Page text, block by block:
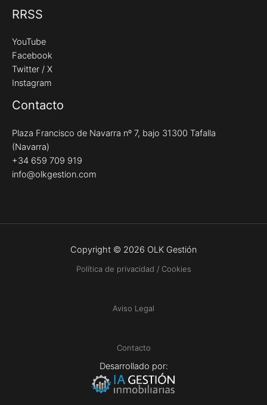
RRSS
YouTube
Facebook
Twitter / X
Instagram
Contacto
Plaza Francisco de Navarra nº 7, bajo 31300 Tafalla
(Navarra)
+34 659 709 919
info@olkgestion.com
Copyright © 2026 OLK Gestión
Política de privacidad / Cookies
Aviso Legal
Contacto
Desarrollado por: